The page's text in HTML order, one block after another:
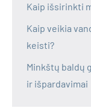
Kaip išsirinkti
Kaip veikia
keisti?
Minkštų baldų
ir išpardavimai